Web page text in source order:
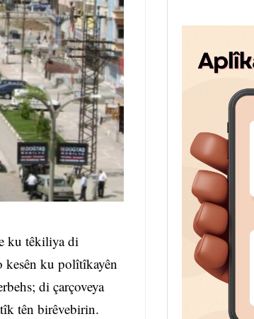
ku têkiliya di
kesên ku polîtîkayên
di çarçoveya
tên birêvebirin.